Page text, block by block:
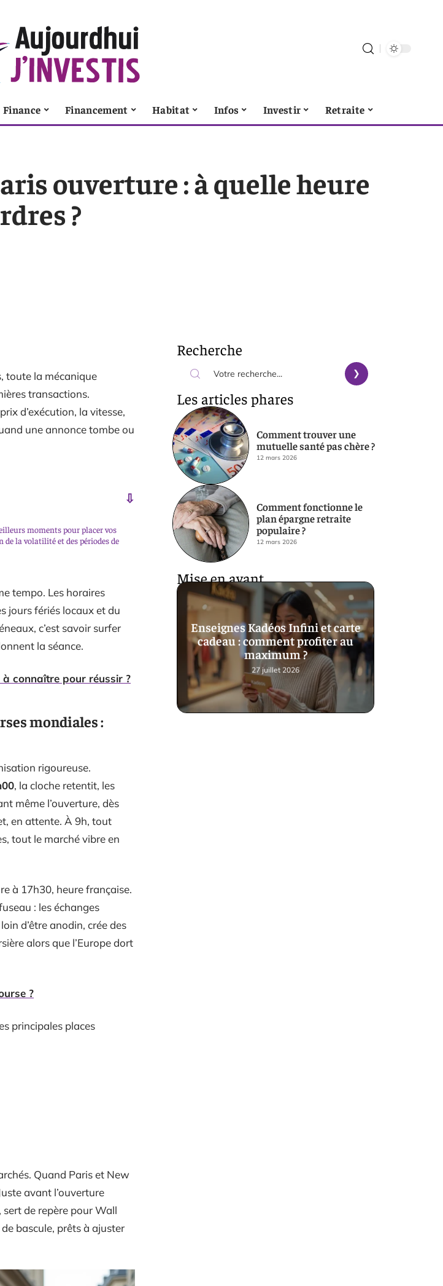
Finance Financement Habitat Infos Investir Retraite
ouverture : à quelle heure
?
toute la mécanique
transactions.
d’exécution, la vitesse,
une annonce tombe ou
moments pour placer vos
de la volatilité et des périodes de
tempo. Les horaires
jours fériés locaux et du
c’est savoir surfer
la séance.
connaître pour réussir ?
mondiales :
rigoureuse.
, la cloche retentit, les
même l’ouverture, dès
en attente. À 9h, tout
tout le marché vibre en
à 17h30, heure française.
: les échanges
d’être anodin, crée des
alors que l’Europe dort
?
principales places
Quand Paris et New
avant l’ouverture
, sert de repère pour Wall
bascule, prêts à ajuster
Recherche
Les articles phares
Comment trouver une
mutuelle santé pas chère ?
12 mars 2026
Comment fonctionne le
plan épargne retraite
populaire ?
12 mars 2026
Mise en avant
Enseignes Kadéos Infini et carte
cadeau : comment profiter au
maximum ?
27 juillet 2026